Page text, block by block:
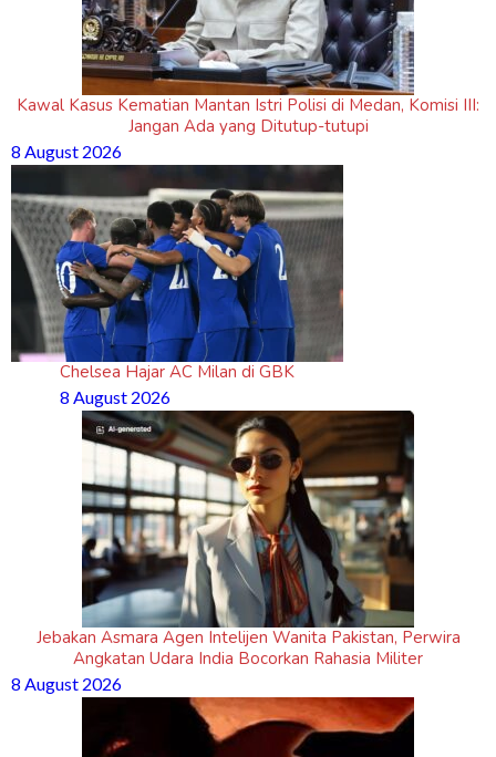
Kawal Kasus Kematian Mantan Istri Polisi di Medan, Komisi III:
Jangan Ada yang Ditutup-tutupi
8 August 2026
Chelsea Hajar AC Milan di GBK
8 August 2026
Jebakan Asmara Agen Intelijen Wanita Pakistan, Perwira
Angkatan Udara India Bocorkan Rahasia Militer
8 August 2026